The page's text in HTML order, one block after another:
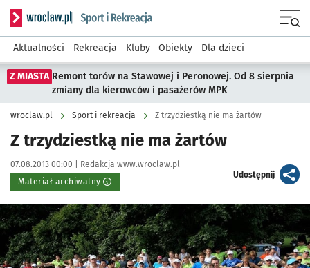
Serwis informacyjny wroclaw.pl podserwis: Sport i rekreacja
Aktualności Rekreacja Kluby Obiekty Dla dzieci
Z MIASTA Remont torów na Stawowej i Peronowej. Od 8 sierpnia
zmiany dla kierowców i pasażerów MPK
wroclaw.pl Sport i rekreacja Z trzydziestką nie ma żartów
Z trzydziestką nie ma żartów
Data publikacji:
07.08.2013 00:00 | Autor:
Redakcja www.wroclaw.pl
Materiał archiwalny
Udostępnijartykuł
Kliknij, aby powiększyć